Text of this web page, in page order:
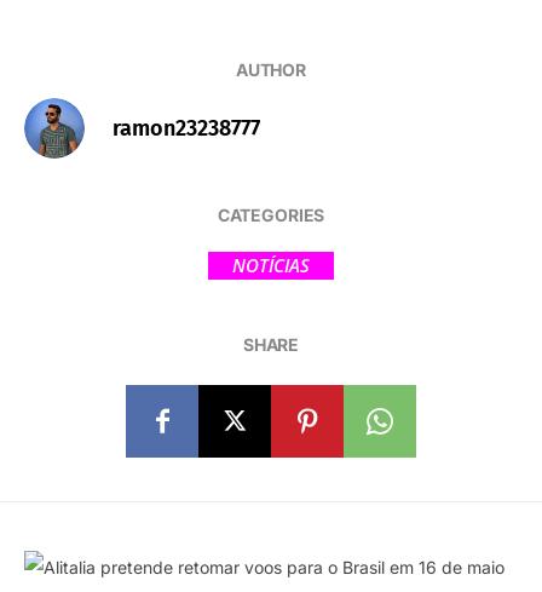
AUTHOR
ramon23238777
CATEGORIES
NOTÍCIAS
SHARE